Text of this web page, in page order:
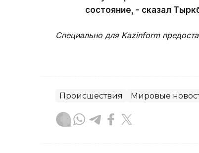
состояние, - сказал
Специально для Kazinform
Происшествия Мировые